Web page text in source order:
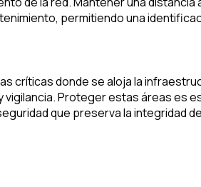
permitiendo una
críticas donde se aloja la
Proteger estas áreas es
que preserva la integridad